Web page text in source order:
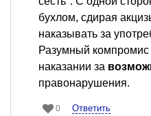
бухлом, сдирая
наказывать за
Разумный компромис
наказании за
правонарушения.
0 Ответить